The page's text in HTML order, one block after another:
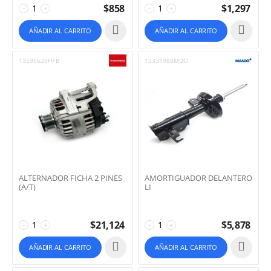
+
− $858
AÑADIR AL CARRITO
+
− $1,297
AÑADIR AL CARRITO
13595628H+B
ALTERNADOR FICHA 2 PINES
(A/T)
+
− $21,124
AÑADIR AL CARRITO
13331988MDO
AMORTIGUADOR DELANTERO
LI
+
− $5,878
AÑADIR AL CARRITO